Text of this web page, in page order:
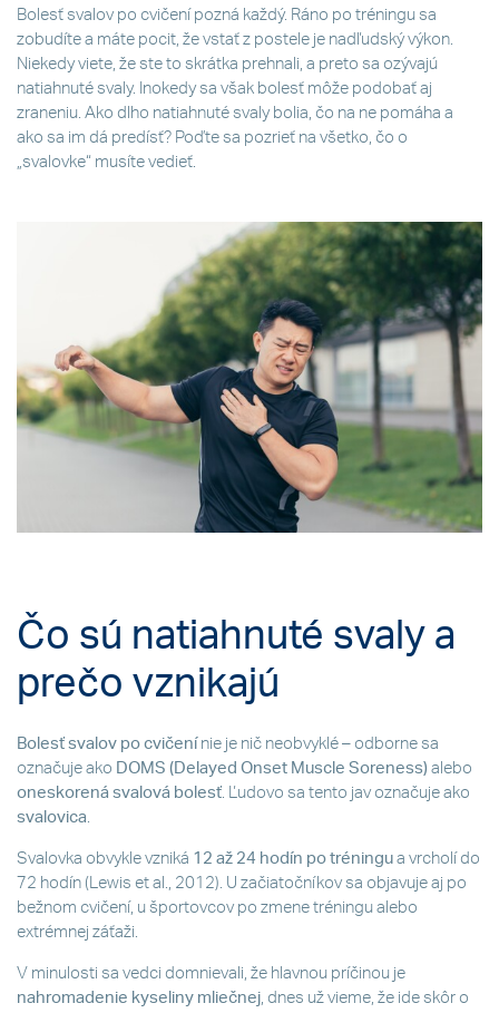
Bolesť svalov po cvičení pozná každý. Ráno po tréningu sa
zobudíte a máte pocit, že vstať z postele je nadľudský výkon.
Niekedy viete, že ste to skrátka prehnali, a preto sa ozývajú
natiahnuté svaly. Inokedy sa však bolesť môže podobať aj
zraneniu. Ako dlho natiahnuté svaly bolia, čo na ne pomáha a
ako sa im dá predísť? Poďte sa pozrieť na všetko, čo o
„svalovke“ musíte vedieť.
Čo sú natiahnuté svaly a
prečo vznikajú
Bolesť svalov po cvičení nie je nič neobvyklé – odborne sa
označuje ako DOMS (Delayed Onset Muscle Soreness) alebo
oneskorená svalová bolesť. Ľudovo sa tento jav označuje ako
svalovica.
Svalovka obvykle vzniká 12 až 24 hodín po tréningu a vrcholí do
72 hodín (Lewis et al., 2012). U začiatočníkov sa objavuje aj po
bežnom cvičení, u športovcov po zmene tréningu alebo
extrémnej záťaži.
V minulosti sa vedci domnievali, že hlavnou príčinou je
nahromadenie kyseliny mliečnej, dnes už vieme, že ide skôr o